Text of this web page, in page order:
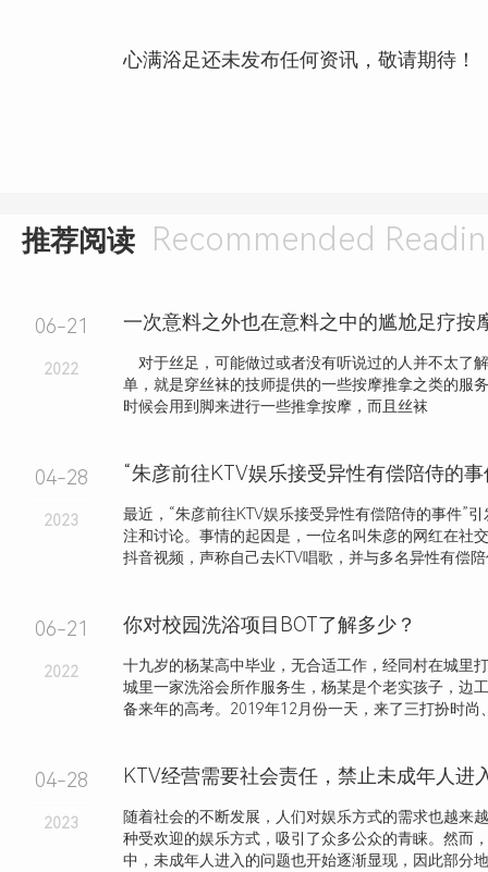
心满浴足还未发布任何资讯，敬请期待！
推荐阅读 Recommended
06-21
2022
一次意料之外也在意料之中的尴尬足疗按
对于丝足，可能做过或者没有听说过的人并不太了
单，就是穿丝袜的技师提供的一些按摩推拿之类的服
时候会用到脚来进行一些推拿按摩，而且丝袜
04-28
2023
“朱彦前往KTV娱乐接受异性有偿陪侍的
最近，“朱彦前往KTV娱乐接受异性有偿陪侍的事件”
注和讨论。事情的起因是，一位名叫朱彦的网红在社
抖音视频，声称自己去KTV唱歌，并与多名异性有偿陪
06-21
2022
你对校园洗浴项目BOT了解多少？
十九岁的杨某高中毕业，无合适工作，经同村在城里
城里一家洗浴会所作服务生，杨某是个老实孩子，边
备来年的高考。2019年12月份一天，来了三打扮时尚
04-28
2023
随着社会的不断发展，人们对娱乐方式的需求也越来
种受欢迎的娱乐方式，吸引了众多公众的青睐。然而
中，未成年人进入的问题也开始逐渐显现，因此部分